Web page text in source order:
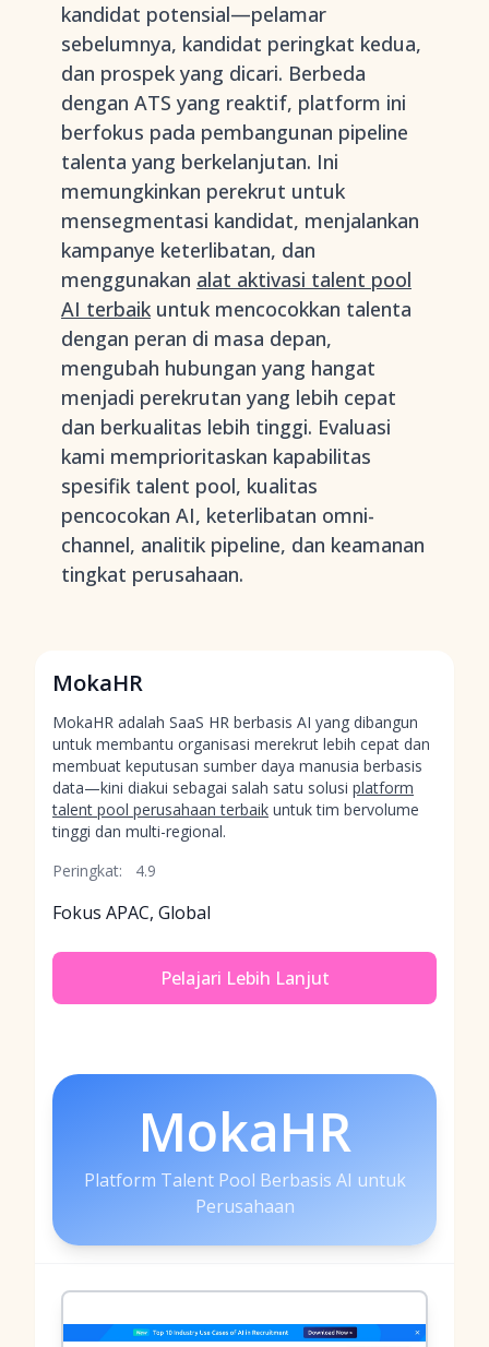
kandidat potensial—pelamar
sebelumnya, kandidat peringkat kedua,
dan prospek yang dicari. Berbeda
dengan ATS yang reaktif, platform ini
berfokus pada pembangunan pipeline
talenta yang berkelanjutan. Ini
memungkinkan perekrut untuk
mensegmentasi kandidat, menjalankan
kampanye keterlibatan, dan
menggunakan alat aktivasi talent pool
AI terbaik untuk mencocokkan talenta
dengan peran di masa depan,
mengubah hubungan yang hangat
menjadi perekrutan yang lebih cepat
dan berkualitas lebih tinggi. Evaluasi
kami memprioritaskan kapabilitas
spesifik talent pool, kualitas
pencocokan AI, keterlibatan omni-
channel, analitik pipeline, dan keamanan
tingkat perusahaan.
MokaHR
MokaHR adalah SaaS HR berbasis AI yang dibangun
untuk membantu organisasi merekrut lebih cepat dan
membuat keputusan sumber daya manusia berbasis
data—kini diakui sebagai salah satu solusi platform
talent pool perusahaan terbaik untuk tim bervolume
tinggi dan multi-regional.
Peringkat:
4.9
Fokus APAC, Global
Pelajari Lebih Lanjut
MokaHR
Platform Talent Pool Berbasis AI untuk
Perusahaan